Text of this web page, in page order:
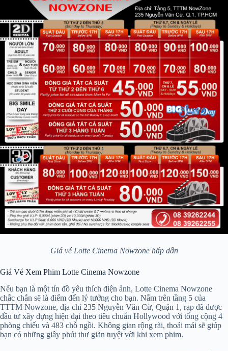
Giá vé Lotte Cinema Nowzone hấp dẫn
Giá Vé Xem Phim Lotte Cinema Nowzone
Nếu bạn là một tín đồ yêu thích điện ảnh, Lotte Cinema Nowzone
chắc chắn sẽ là điểm đến lý tưởng cho bạn. Nằm trên tầng 5 của
TTTM Nowzone, địa chỉ 235 Nguyễn Văn Cừ, Quận 1, rạp đã được
đầu tư xây dựng hiện đại theo tiêu chuẩn Hollywood với tổng cộng 4
phòng chiếu và 483 chỗ ngồi. Không gian rộng rãi, thoải mái sẽ giúp
bạn có những giây phút thư giãn tuyệt vời khi xem phim.